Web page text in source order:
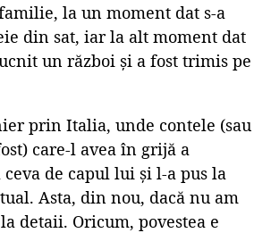
la un moment dat s-a
din sat, iar la alt moment dat
un război și a fost trimis pe
prin Italia, unde contele (sau
care-l avea în grijă a
ceva de capul lui și l-a pus la
Asta, din nou, dacă nu am
detaii. Oricum, povestea e